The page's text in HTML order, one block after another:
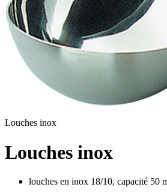
Louches inox
Louches inox
louches en inox 18/10, capacité 50